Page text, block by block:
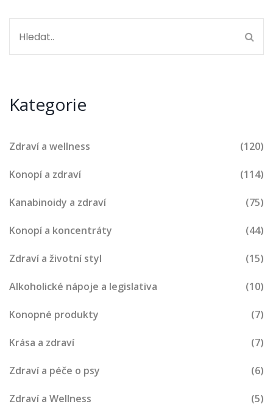
Kategorie
Zdraví a wellness (120)
Konopí a zdraví (114)
Kanabinoidy a zdraví (75)
Konopí a koncentráty (44)
Zdraví a životní styl (15)
Alkoholické nápoje a legislativa (10)
Konopné produkty (7)
Krása a zdraví (7)
Zdraví a péče o psy (6)
Zdraví a Wellness (5)